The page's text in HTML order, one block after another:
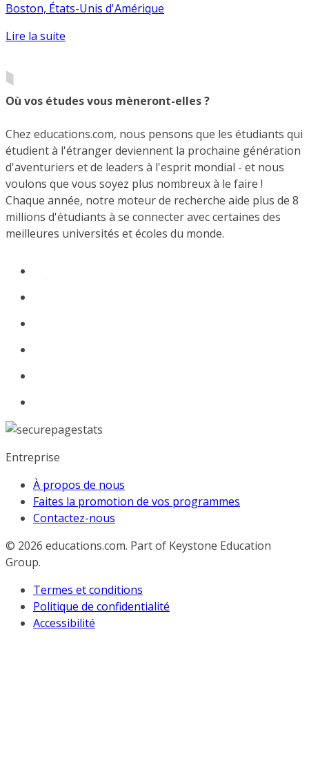
Boston, États-Unis d'Amérique
Lire la suite
Où vos études vous mèneront-elles ?
Chez educations.com, nous pensons que les étudiants qui
étudient à l'étranger deviennent la prochaine génération
d'aventuriers et de leaders à l'esprit mondial - et nous
voulons que vous soyez plus nombreux à le faire !
Chaque année, notre moteur de recherche aide plus de 8
millions d'étudiants à se connecter avec certaines des
meilleures universités et écoles du monde.
Entreprise
À propos de nous
Faites la promotion de vos programmes
Contactez-nous
© 2026 educations.com. Part of Keystone Education
Group.
Termes et conditions
Politique de confidentialité
Accessibilité